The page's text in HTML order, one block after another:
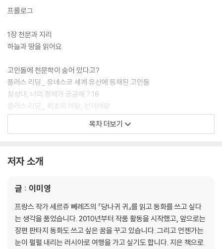
프롤로그
1장 천문과 지리
하늘과 땅을 읽어요
고인돌에 천문학이 숨어 있다고?
플러스 리딩_ 유네스코 세계 유산에 등재된 고인돌
첨성대, 너의 정체가 궁금해 ? 18
플러스 리딩_ 최초의 여왕, 선덕여왕
돌판에 그린 천상열차분야지도 ?
플러스 리딩_ 천상열차분야지도 VS 순우천문도
목판에 새긴 우리 땅, 대동여지도
지구 자전설을 주장한 홍대용
플러스 리딩_ 시대를 앞서간 홍대용
2장 문화와 예술
특별하고 멋스러워 세계에서 으뜸
목차 더보기
저자 소개
글 : 이미영
프랑스 작가 세르쥬 뻬레즈의 『당나귀 귀』를 읽고 동화를 쓰고 싶다
는 생각을 품었습니다. 2010년부터 작품 활동을 시작했고, 앞으로는
장편 판타지 동화도 쓰고 싶은 꿈을 꾸고 있습니다. 그리고 언젠가는
눈이 펄펄 내리는 러시아로 여행을 가고 싶기도 합니다. 지은 책으로